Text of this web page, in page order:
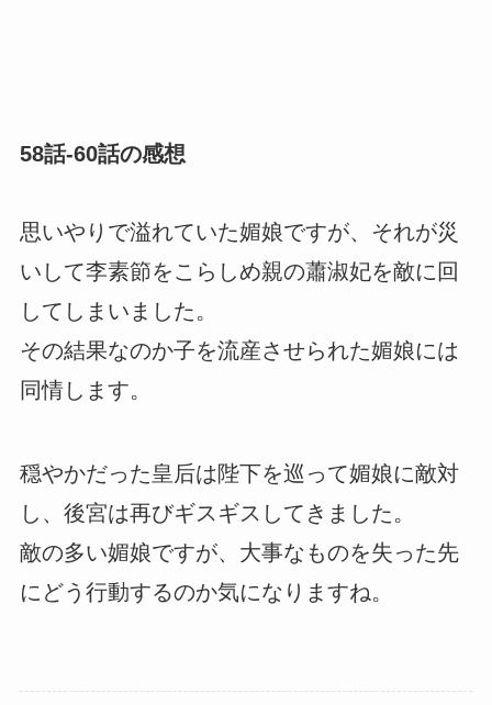
58話-60話の感想
思いやりで溢れていた媚娘ですが、それが災
いして李素節をこらしめ親の蕭淑妃を敵に回
してしまいました。
その結果なのか子を流産させられた媚娘には
同情します。
穏やかだった皇后は陛下を巡って媚娘に敵対
し、後宮は再びギスギスしてきました。
敵の多い媚娘ですが、大事なものを失った先
にどう行動するのか気になりますね。